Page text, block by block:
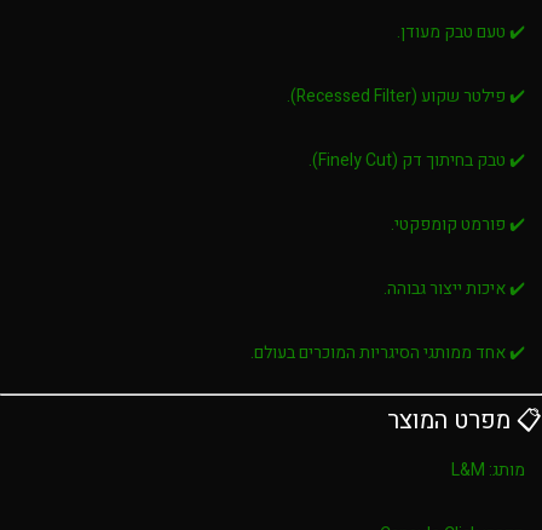
✔️ טעם טבק מעודן.
✔️ פילטר שקוע (Recessed Filter).
✔️ טבק בחיתוך דק (Finely Cut).
✔️ פורמט קומפקטי.
✔️ איכות ייצור גבוהה.
✔️ אחד ממותגי הסיגריות המוכרים בעולם.
📋 מפרט המוצר
מותג: